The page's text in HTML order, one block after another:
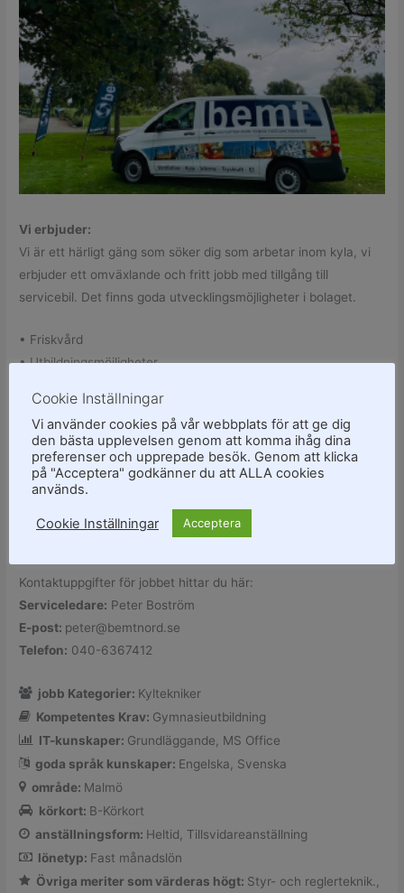
Vi erbjuder:
Vi är ett härligt gäng som söker dig som arbetar inom kyla, vi
erbjuder ett omväxlande och fritt jobb med tillgång till
servicebil. Det finns goda utvecklingsmöjligheter i bolaget.
• Friskvård
• Utbildningsmöjligheter
• Team-aktiviteter
• Företagshälsovård
Du kommer arbeta i ett bra team med hela bemtgruppen i
ryggen.
Vi arbetar med löpande urval. Läs mer om bemt på
Kontaktuppgifter för jobbet hittar du här:
Serviceledare: Peter Boström
E-post: peter@bemtnord.se
Telefon: 040-6367412
jobb Kategorier: Kyltekniker
Kompetentes Krav: Gymnasieutbildning
IT-kunskaper: Grundläggande
MS Office
goda språk kunskaper: Engelska
Svenska
område: Malmö
körkort: B-Körkort
anställningsform: Heltid
Tillsvidareanställning
lönetyp: Fast månadslön
Övriga meriter som värderas högt: Styr- och reglerteknik.
Cookie Inställningar
Vi använder cookies på vår webbplats för att ge dig
den bästa upplevelsen genom att komma ihåg dina
preferenser och upprepade besök. Genom att klicka
på "Acceptera" godkänner du att ALLA cookies
används.
Cookie Inställningar Acceptera